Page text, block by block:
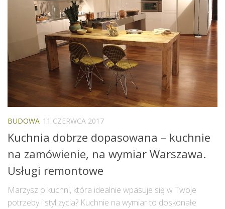
BUDOWA 11 CZERWCA 2017
Kuchnia dobrze dopasowana – kuchnie
na zamówienie, na wymiar Warszawa.
Usługi remontowe
Marzysz o kuchni, która idealnie wpasuje się w Twoje
potrzeby i styl życia? Kuchnie na wymiar to doskonałe